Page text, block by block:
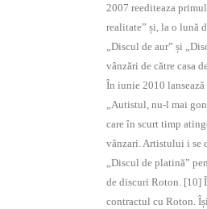
2007 reediteaza
realitate” și, la o lună
„Discul de aur” și
vânzări de către casa
În iunie 2010
„Autistul, nu-l mai
care în scurt timp
vânzari. Artistului i se
„Discul de platină”
de discuri Roton. [10]
contractul cu Roton.